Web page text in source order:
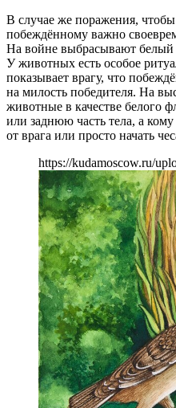
В случае же поражения,
побеждённому важно
На войне выбрасывают белый
У животных есть особое
показывает врагу, что
на милость победителя. На
животные в качестве белого
или заднюю часть тела, а кому
от врага или просто начать
https://kudamoscow.ru/